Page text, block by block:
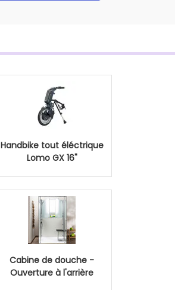
Handbike tout éléctrique
Lomo GX 16"
Cabine de douche -
Ouverture à l'arrière